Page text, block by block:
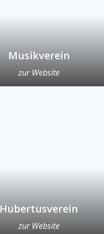
Musikverein
zur Website
Hubertusverein
zur Website